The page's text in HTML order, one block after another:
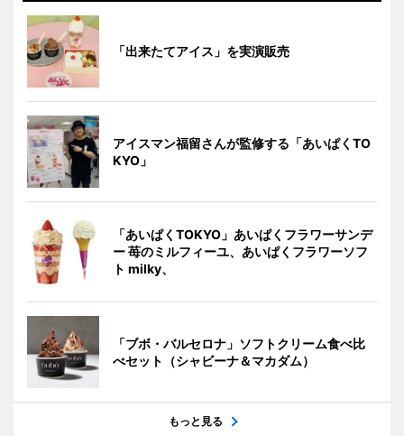
「出来たてアイス」を実演販売
アイスマン福留さんが監修する「あいぱくTO
KYO」
「あいぱくTOKYO」あいぱくフラワーサンデ
ー 苺のミルフィーユ、あいぱくフラワーソフ
ト milky、
「ブボ・バルセロナ」ソフトクリーム食べ比
べセット（シャビーナ＆マカダム）
もっと見る